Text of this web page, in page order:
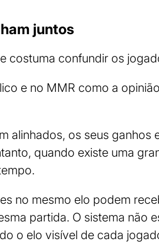
juntos
costuma confundir os
e no MMR como a
alinhados, os seus ganhos
quando existe uma
no mesmo elo podem
partida. O sistema não
o elo visível de cada